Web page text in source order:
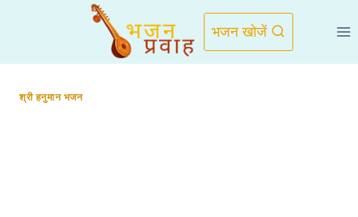
भजन खोजें
श्री हनुमान भजन